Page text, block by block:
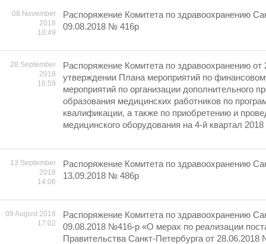
08 November
2018
10:49
Распоряжение Комитета по здравоохранению
09.08.2018 № 416р
28 September
2018
16:59
Распоряжение Комитета по здравоохранению
утверждении Плана мероприятий по
мероприятий по организации дополнительного
образования медицинских работников по
квалификации, а также по приобретению и
медицинского оборудования на 4-й квартал 2018
13 September
2018
14:06
Распоряжение Комитета по здравоохранению
13.09.2018 № 486р
09 August 2018
17:02
Распоряжение Комитета по здравоохранению
09.08.2018 №416-р «О мерах по реализации
Правительства Санкт-Петербурга от 28.06.2018